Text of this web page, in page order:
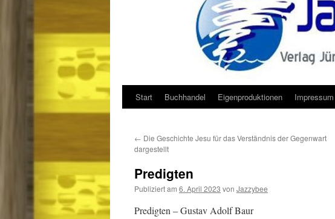
Zum
springen
Start Buchhandel Eigenproduktionen Impressum
← Die Geschichte Jesu für das Verständnis der Gegenwart
dargestellt
Predigten
Publiziert am 6. April 2023 von Jazzybee
Predigten – Gustav Adolf Baur